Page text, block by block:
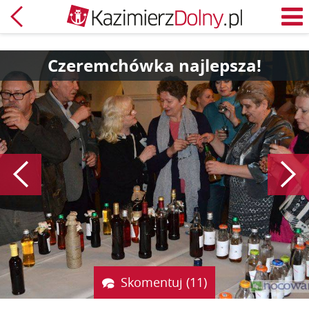
Powrót
Czeremchówka najlepsza!
Poprzedni
Skomentuj (11)